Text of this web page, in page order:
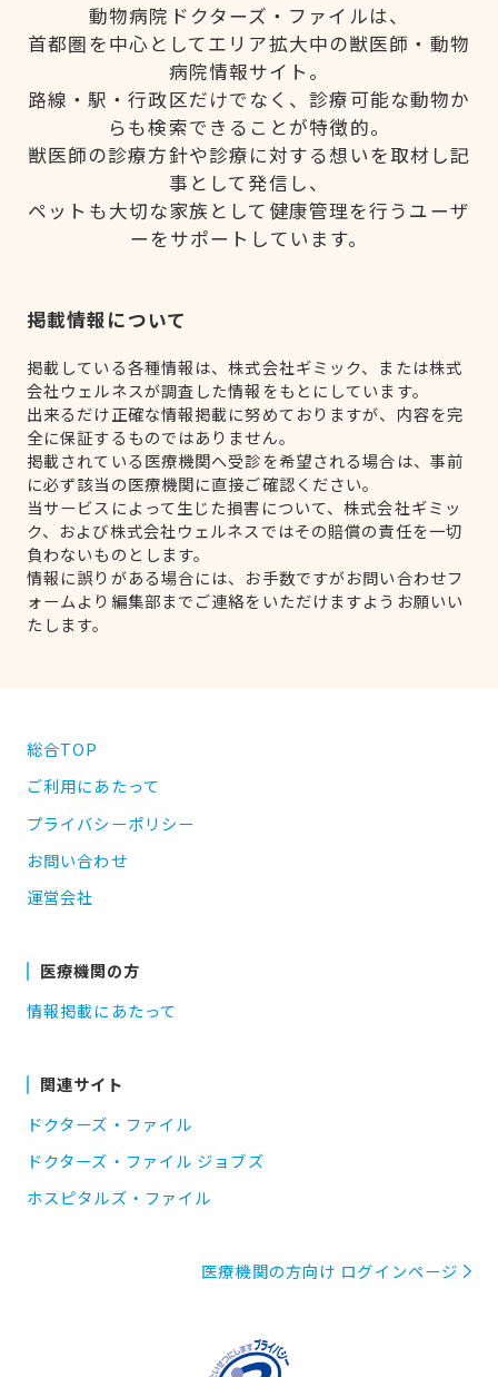
動物病院ドクターズ・ファイルは、
首都圏を中心としてエリア拡大中の獣医師・動物
病院情報サイト。
路線・駅・行政区だけでなく、診療可能な動物か
らも検索できることが特徴的。
獣医師の診療方針や診療に対する想いを取材し記
事として発信し、
ペットも大切な家族として健康管理を行うユーザ
ーをサポートしています。
掲載情報について
掲載している各種情報は、株式会社ギミック、または株式
会社ウェルネスが調査した情報をもとにしています。
出来るだけ正確な情報掲載に努めておりますが、内容を完
全に保証するものではありません。
掲載されている医療機関へ受診を希望される場合は、事前
に必ず該当の医療機関に直接ご確認ください。
当サービスによって生じた損害について、株式会社ギミッ
ク、および株式会社ウェルネスではその賠償の責任を一切
負わないものとします。
情報に誤りがある場合には、お手数ですがお問い合わせフ
ォームより編集部までご連絡をいただけますようお願いい
たします。
総合TOP
ご利用にあたって
プライバシーポリシー
お問い合わせ
運営会社
医療機関の方
情報掲載にあたって
関連サイト
ドクターズ・ファイル
ドクターズ・ファイル ジョブズ
ホスピタルズ・ファイル
医療機関の方向け ログインページ